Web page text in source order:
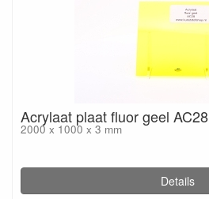
Acrylaat plaat fluor geel AC28
2000 x 1000 x 3 mm
Details